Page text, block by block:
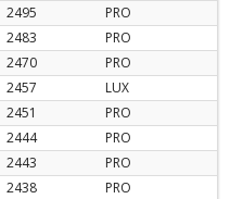
2495
PRO
2483
PRO
2470
PRO
2457
LUX
2451
PRO
2444
PRO
2443
PRO
2438
PRO